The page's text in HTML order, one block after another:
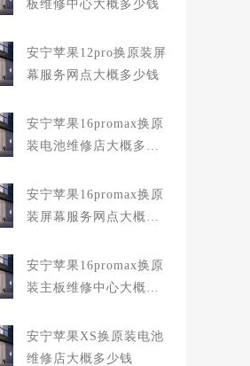
板维修中心大概多少钱
安宁苹果12pro换原装屏
幕服务网点大概多少钱
安宁苹果16promax换原
装电池维修店大概多少
安宁苹果16promax换原
装屏幕服务网点大概多
安宁苹果16promax换原
装主板维修中心大概多
安宁苹果XS换原装电池
维修店大概多少钱